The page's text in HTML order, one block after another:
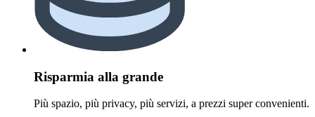
Risparmia alla grande
Più spazio, più privacy, più servizi, a prezzi super convenienti.